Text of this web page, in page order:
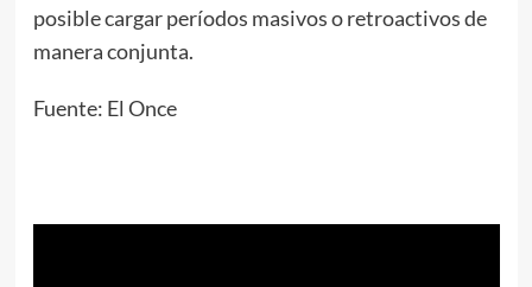
posible cargar períodos masivos o retroactivos de
manera conjunta.
Fuente: El Once